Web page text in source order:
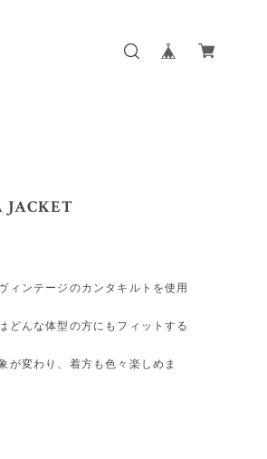
JACKET
ィンテージのカンタキルトを使用
どんな体型の方にもフィットする
が変わり、着方も色々楽しめま